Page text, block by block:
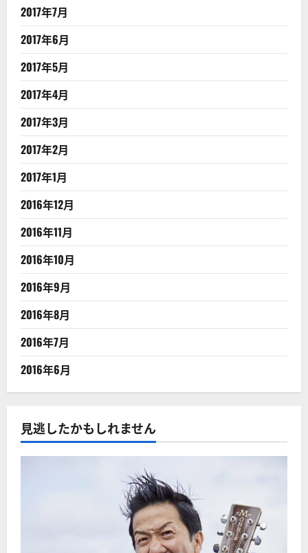
2017年7月
2017年6月
2017年5月
2017年4月
2017年3月
2017年2月
2017年1月
2016年12月
2016年11月
2016年10月
2016年9月
2016年8月
2016年7月
2016年6月
見逃したかもしれません